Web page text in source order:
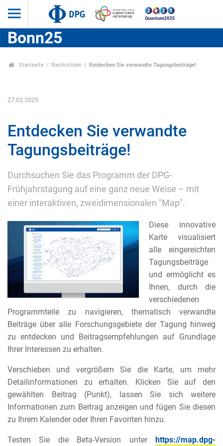
Bonn25
Startseite Nachrichten Entdecken Sie verwandte Tagungsbeiträge!
27.02.2025
Entdecken Sie verwandte
Tagungsbeiträge!
Durchsuchen Sie das Programm der DPG-
Frühjahrstagung auf eine ganz neue Weise – mit
einer interaktiven, zweidimensionalen "Map".
Diese innovative
Karte visualisiert
alle eingereichten
Tagungsbeiträge
und ermöglicht es
Ihnen, durch die
verschiedenen
Programmteile zu navigieren, thematisch verwandte
Beiträge über alle Forschungsgebiete der Tagung hinweg
zu entdecken und Beitragsempfehlungen auf Grundlage
Ihrer Interessen zu erhalten.
Verschieben und vergrößern Sie die Karte, um mehr
Detailinformationen zu erhalten. Klicken Sie auf den
gewählten Beitrag (Punkt), lassen Sie sich weitere
Informationen zum Beitrag anzeigen und fügen Sie diesen
zu Ihrem Kalender oder Ihren Favoriten hinzu.
Testen Sie die Beta-Version unter https://map.dpg-